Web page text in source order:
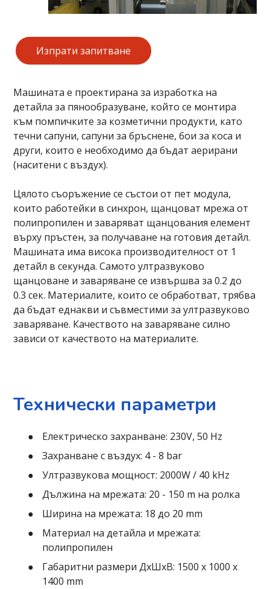
Изпрати запитване
Машината е проектирана за изработка на
детайла за пянообразуване, който се монтира
към помпичките за козметични продукти, като
течни сапуни, сапуни за бръснене, бои за коса и
други, които е необходимо да бъдат аерирани
(наситени с въздух).
Цялото съоръжение се състои от пет модула,
които работейки в синхрон, щанцоват мрежа от
полипропилен и заваряват щанцования елемент
върху пръстен, за получаване на готовия детайл.
Машината има висока производителност от 1
детайл в секунда. Самото ултразвуково
щанцоване и заваряване се извършва за 0.2 до
0.3 сек. Материалите, които се обработват, трябва
да бъдат еднакви и съвместими за ултразвуково
заваряване. Качеството на заваряване силно
зависи от качеството на материалите.
Технически параметри
Електрическо захранване: 230V, 50 Hz
Захранване с въздух: 4 - 8 bar
Ултразвукова мощност: 2000W / 40 kHz
Дължина на мрежата: 20 - 150 m на ролка
Ширина на мрежата: 18 до 20 mm
Материал на детайла и мрежата:
полипропилен
Габаритни размери ДхШхВ: 1500 х 1000 х
1400 mm